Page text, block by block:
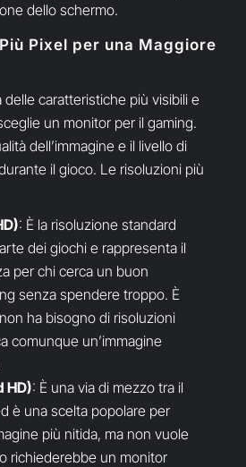
dello schermo.
Pixel per una Maggiore
delle caratteristiche più visibili e
un monitor per il gaming.
dell’immagine e il livello di
il gioco. Le risoluzioni più
: È la risoluzione standard
dei giochi e rappresenta il
per chi cerca un buon
senza spendere troppo. È
ha bisogno di risoluzioni
comunque un’immagine
HD): È una via di mezzo tra il
è una scelta popolare per
più nitida, ma non vuole
richiederebbe un monitor